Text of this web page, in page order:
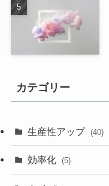
カテゴリー
生産性アップ (40)
効率化 (5)